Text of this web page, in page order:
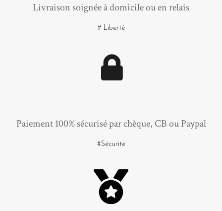
Livraison soignée à domicile ou en relais
# Liberté
Paiement 100% sécurisé par chèque, CB ou Paypal
#Sécurité